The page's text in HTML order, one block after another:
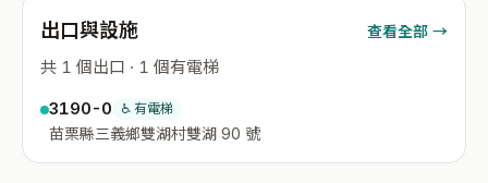
出口與設施 查看全部 →
共 1 個出口 · 1 個有電梯
3190-0
♿ 有電梯
苗栗縣三義鄉雙湖村雙湖 90 號